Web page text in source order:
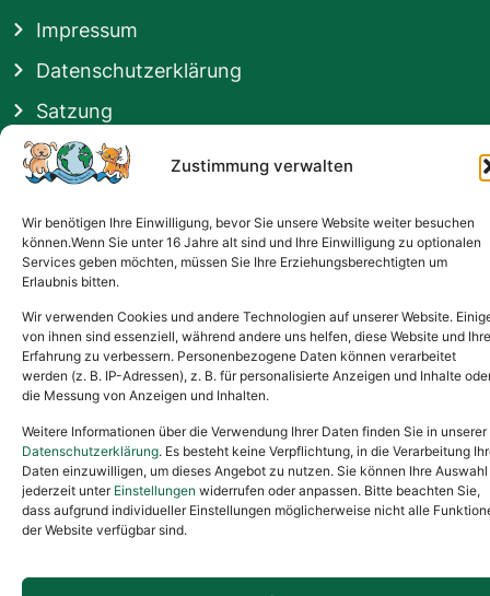
Zustimmung verwalten
Wir benötigen Ihre Einwilligung, bevor Sie unsere Website weiter besuchen
können.Wenn Sie unter 16 Jahre alt sind und Ihre Einwilligung zu optionalen
Services geben möchten, müssen Sie Ihre Erziehungsberechtigten um
Erlaubnis bitten.
Wir verwenden Cookies und andere Technologien auf unserer Website.
von ihnen sind essenziell, während andere uns helfen, diese Website und Ihre
Erfahrung zu verbessern. Personenbezogene Daten können verarbeitet
werden (z. B. IP-Adressen), z. B. für personalisierte Anzeigen und Inhalte
die Messung von Anzeigen und Inhalten.
Weitere Informationen über die Verwendung Ihrer Daten finden Sie in unserer
Datenschutzerklärung. Es besteht keine Verpflichtung, in die Verarbeitung
Daten einzuwilligen, um dieses Angebot zu nutzen. Sie können Ihre Auswahl
jederzeit unter Einstellungen widerrufen oder anpassen. Bitte beachten Sie,
dass aufgrund individueller Einstellungen möglicherweise nicht alle
der Website verfügbar sind.
Impressum
Datenschutzerklärung
Satzung
Vermittlung & Gebühren